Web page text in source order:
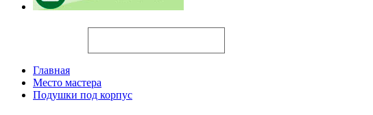
Главная
Место мастера
Подушки под корпус